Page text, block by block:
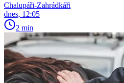
Chalupáři-Zahrádkáři
dnes, 12:05
2 min